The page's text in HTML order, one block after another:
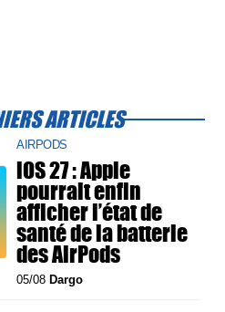
ARTICLES
AIRPODS
iOS 27 : Apple
pourrait enfin
afficher l’état de
santé de la batterie
des AirPods
05/08 Dargo